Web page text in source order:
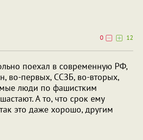
0
12
поехал в современную РФ,
во-первых, ССЗБ, во-вторых,
люди по фашистким
А то, что срок ему
это даже хорошо, другим